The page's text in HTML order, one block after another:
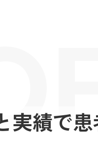
実績で